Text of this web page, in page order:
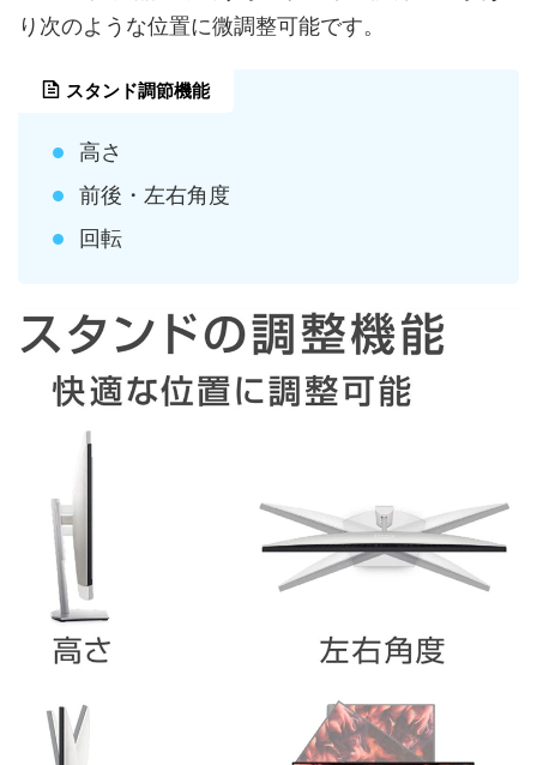
り次のような位置に微調整可能です。
スタンド調節機能
高さ
前後・左右角度
回転